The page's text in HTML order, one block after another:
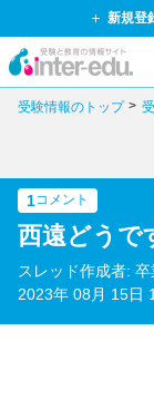
新規登
受験情報のトップ
1コメント
西遠どうで
スレッド作成者: 卒
2023年 08月 15日